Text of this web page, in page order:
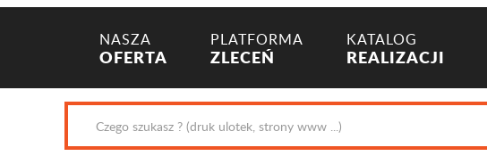
NASZA
OFERTA
PLATFORMA
ZLECEŃ
KATALOG
REALIZACJI